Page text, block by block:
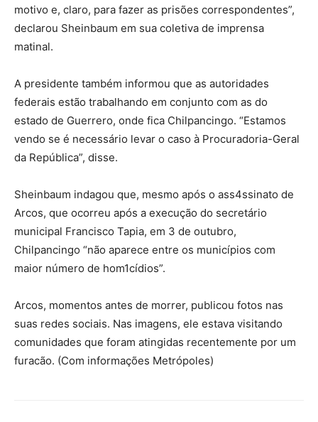
motivo e, claro, para fazer as prisões correspondentes”,
declarou Sheinbaum em sua coletiva de imprensa
matinal.
A presidente também informou que as autoridades
federais estão trabalhando em conjunto com as do
estado de Guerrero, onde fica Chilpancingo. “Estamos
vendo se é necessário levar o caso à Procuradoria-Geral
da República”, disse.
Sheinbaum indagou que, mesmo após o ass4ssinato de
Arcos, que ocorreu após a execução do secretário
municipal Francisco Tapia, em 3 de outubro,
Chilpancingo “não aparece entre os municípios com
maior número de hom1cídios”.
Arcos, momentos antes de morrer, publicou fotos nas
suas redes sociais. Nas imagens, ele estava visitando
comunidades que foram atingidas recentemente por um
furacão. (Com informações Metrópoles)